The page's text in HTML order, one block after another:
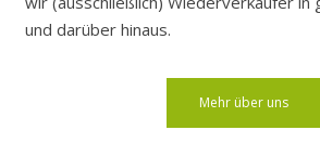
und darüber hinaus.
Mehr über uns